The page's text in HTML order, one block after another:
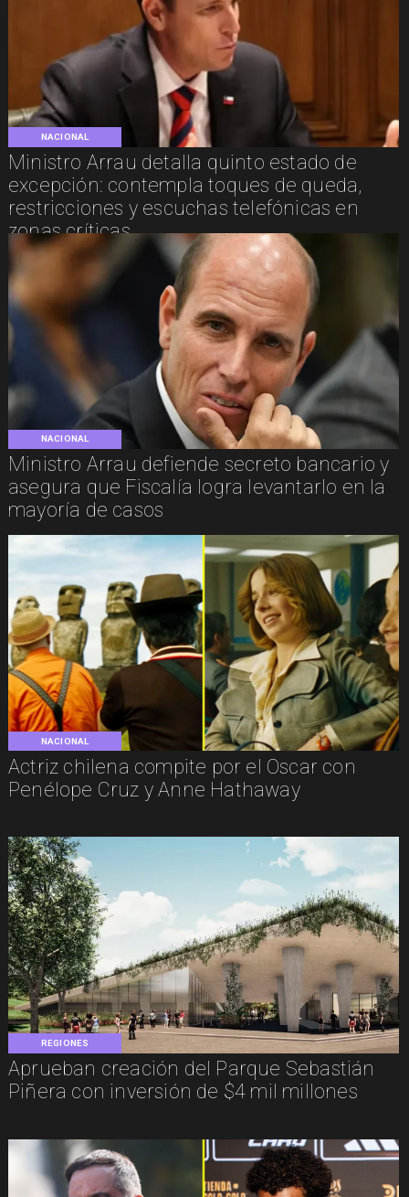
NACIONAL
Ministro Arrau detalla quinto estado de
excepción: contempla toques de queda,
restricciones y escuchas telefónicas en
zonas críticas
NACIONAL
Ministro Arrau defiende secreto bancario y
asegura que Fiscalía logra levantarlo en la
mayoría de casos
NACIONAL
Actriz chilena compite por el Oscar con
Penélope Cruz y Anne Hathaway
REGIONES
Aprueban creación del Parque Sebastián
Piñera con inversión de $4 mil millones